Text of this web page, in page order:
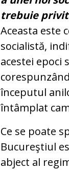
trebuie
Aceasta este
socialistă,
acestei epoci
începutul
întâmplat
Ce se poate
Bucureştiul
abject al